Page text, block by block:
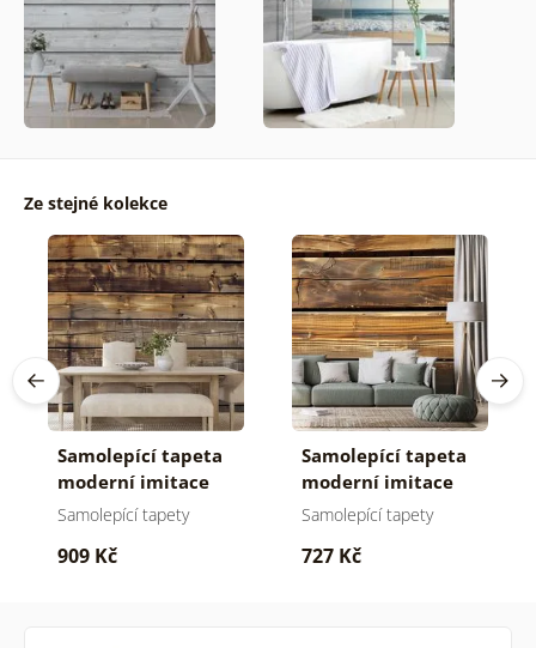
Ze stejné kolekce
Samolepící tapeta
moderní imitace
dřeva v hnědém
Samolepící tapety
909 Kč
Samolepící tapeta
moderní imitace
dřeva
Samolepící tapety
727 Kč